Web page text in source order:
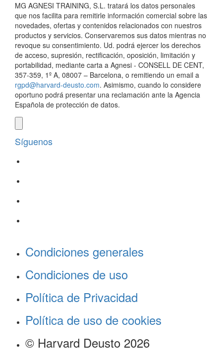
MG AGNESI TRAINING, S.L. tratará los datos personales
que nos facilita para remitirle información comercial sobre las
novedades, ofertas y contenidos relacionados con nuestros
productos y servicios. Conservaremos sus datos mientras no
revoque su consentimiento. Ud. podrá ejercer los derechos
de acceso, supresión, rectificación, oposición, limitación y
portabilidad, mediante carta a Agnesi - CONSELL DE CENT,
357-359, 1º A, 08007 – Barcelona, o remitiendo un email a
rgpd@harvard-deusto.com. Asimismo, cuando lo considere
oportuno podrá presentar una reclamación ante la Agencia
Española de protección de datos.
Síguenos
Condiciones generales
Condiciones de uso
Política de Privacidad
Política de uso de cookies
© Harvard Deusto 2026